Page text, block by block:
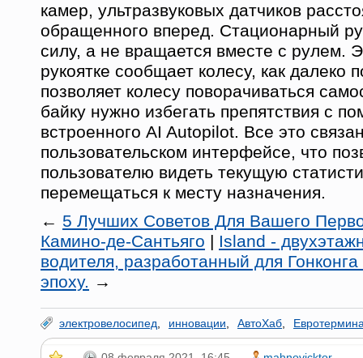
камер, ультразвуковых датчиков
обращенного вперед. Стационарный
силу, а не вращается вместе с рулем.
рукоятке сообщает колесу, как далеко
позволяет колесу поворачиваться
байку нужно избегать препятствия с
встроенного AI Autopilot. Все это
пользовательском интерфейсе, что
пользователю видеть текущую
перемещаться к месту назначения.
← 5 Лучших Советов Для Вашего
Камино-де-Сантьяго | Island -
водителя, разработанный для
эпоху. →
электровелосипед инновации АвтоХаб